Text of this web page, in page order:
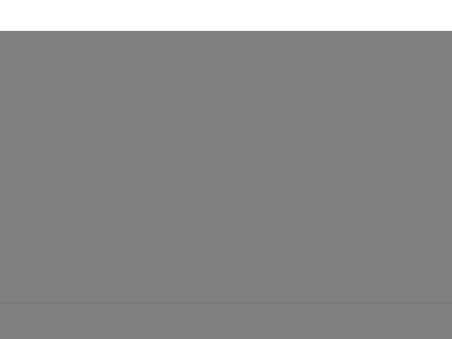
zgodnie z naszymi poleceniami. Przekazujemy Twoje dane poza